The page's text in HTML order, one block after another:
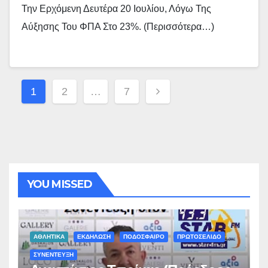
Την Ερχόμενη Δευτέρα 20 Ιουλίου, Λόγω Της
Αύξησης Του ΦΠΑ Στο 23%. (περισσότερα…)
Σελιδοποίηση
Άρθρων
1 2 … 7
YOU MISSED
ΑΘΛΗΤΙΚΑ ΕΚΔΗΛΩΣΗ ΠΟΔΟΣΦΑΙΡΟ ΠΡΩΤΟΣΕΛΙΔΟ
ΣΥΝΕΝΤΕΥΞΗ